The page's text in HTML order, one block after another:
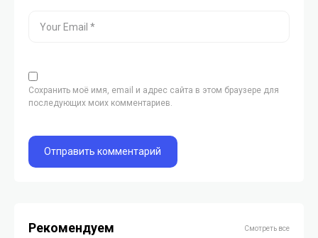
Сохранить моё имя, email и адрес сайта в этом браузере для
последующих моих комментариев.
Рекомендуем Смотреть все